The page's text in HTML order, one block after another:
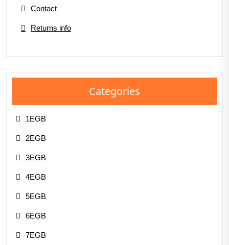
Contact
Returns info
Categories
1EGB
2EGB
3EGB
4EGB
5EGB
6EGB
7EGB